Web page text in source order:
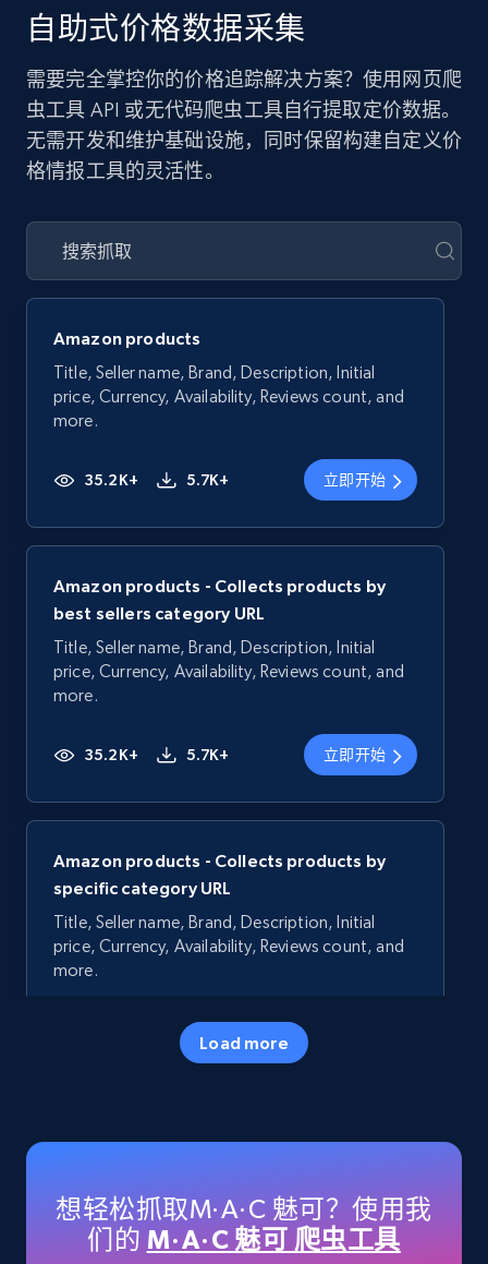
自助式价格数据采集
需要完全掌控你的价格追踪解决方案？使用网页爬
虫工具 API 或无代码爬虫工具自行提取定价数据。
无需开发和维护基础设施，同时保留构建自定义价
格情报工具的灵活性。
Amazon products
Title, Seller name, Brand, Description, Initial
price, Currency, Availability, Reviews count, and
more.
35.2K+ 5.7K+ 立即开始
Amazon products - Collects products by
best sellers category URL
Title, Seller name, Brand, Description, Initial
price, Currency, Availability, Reviews count, and
more.
35.2K+ 5.7K+ 立即开始
Amazon products - Collects products by
specific category URL
Title, Seller name, Brand, Description, Initial
price, Currency, Availability, Reviews count, and
more.
5.7K+
Title, Seller name, Brand, Description, Initial
price, Currency, Availability, Reviews count, and
more.
Load more
想轻松抓取M·A·C 魅可？使用我
们的 M·A·C 魅可 爬虫工具